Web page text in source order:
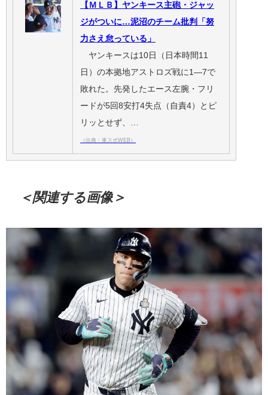
【ＭＬＢ】ヤンキース主砲・ジャッ
ジがついに…泥沼のチーム批判「努
力さえ怠っている」
ヤンキースは10日（日本時間11
日）の本拠地アストロズ戦に1―7で
敗れた。先発したエース左腕・フリ
ードが5回8安打4失点（自責4）とピ
リッとせず、…
（出典：東スポWEB）
＜関連する画像＞